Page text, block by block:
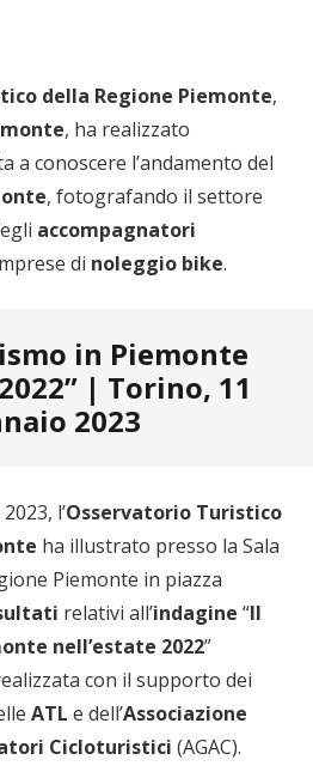
della Regione Piemonte,
, ha realizzato
a conoscere l’andamento del
, fotografando il settore
accompagnatori
di noleggio bike.
in Piemonte
| Torino, 11
2023
l’Osservatorio Turistico
ha illustrato presso la Sala
Piemonte in piazza
relativi all’indagine “Il
nell’estate 2022”
con il supporto dei
ATL e dell’Associazione
Cicloturistici (AGAC).